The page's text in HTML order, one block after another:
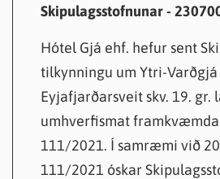
Skipulagsstofnunar -
Hótel Gjá ehf. hefur sent
tilkynningu um Ytri-
Eyjafjarðarsveit skv. 19. gr.
umhverfismat
111/2021. Í samræmi við
111/2021 óskar